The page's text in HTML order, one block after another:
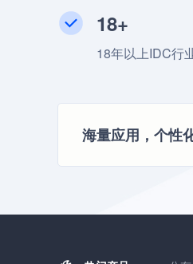
18+
18年以上IDC行
海量应用，个性